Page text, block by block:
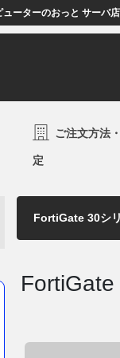
ーターのおっと サーバ
ご注文方法
定